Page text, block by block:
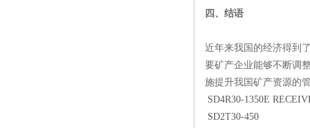
四、结语
近年来我国的经济得到
要矿产企业能够不断调
施提升我国矿产资源的
SD4R30-1350E
SD2T30-450